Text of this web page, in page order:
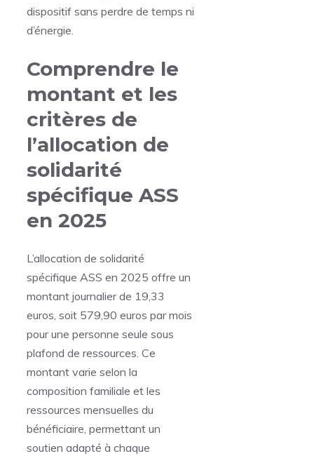
dispositif sans perdre de temps ni
d’énergie.
Comprendre le
montant et les
critères de
l’allocation de
solidarité
spécifique ASS
en 2025
L’allocation de solidarité
spécifique ASS en 2025 offre un
montant journalier de 19,33
euros, soit 579,90 euros par mois
pour une personne seule sous
plafond de ressources. Ce
montant varie selon la
composition familiale et les
ressources mensuelles du
bénéficiaire, permettant un
soutien adapté à chaque